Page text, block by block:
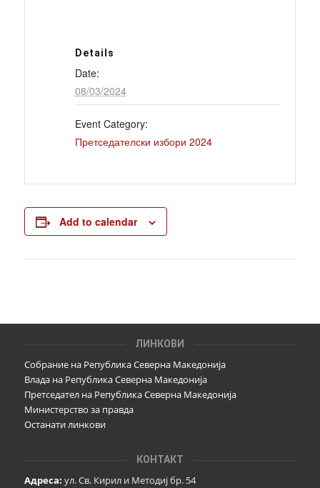
Details
Date:
08/03/2024
Event Category:
Претседателски избори 2024
Add to calendar
ЛИНКОВИ
Собрание на Република Северна Македонија
Влада на Република Северна Македонија
Претседател на Република Северна Македонија
Министерство за правда
Останати линкови
КОНТАКТ
Адреса: ул. Св. Кирил и Методиј бр. 54